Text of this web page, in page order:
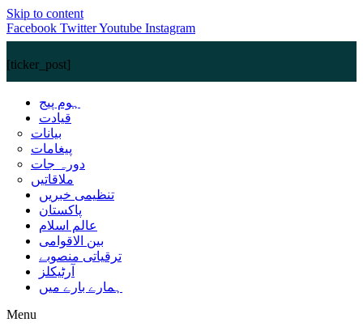
Skip to content
Facebook TwitterYoutube Instagram
[ticker_post]
ہوم پیج
قیادت
بیانات
پیغامات
دورہ جات
ملاقاتیں
تنظیمی خبریں
پاکستان
عالم اسلام
بین الاقوامی
ترقیاتی منصوبے
آرٹیکلز
ہمارے بارے میں
Menu